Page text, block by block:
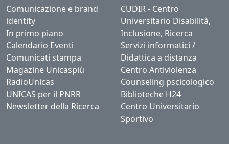
Comunicazione e brand
identity
In primo piano
Calendario Eventi
Comunicati stampa
Magazine Unicaspiù
RadioUnicas
UNICAS per il PNRR
Newsletter della Ricerca
CUDIR - Centro
Universitario Disabilità,
Inclusione, Ricerca
Servizi informatici /
Didattica a distanza
Centro Antiviolenza
Counseling pscicologico
Biblioteche H24
Centro Universitario
Sportivo